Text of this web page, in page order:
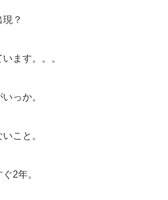
？
ます。。。
っか。
こと。
2年。